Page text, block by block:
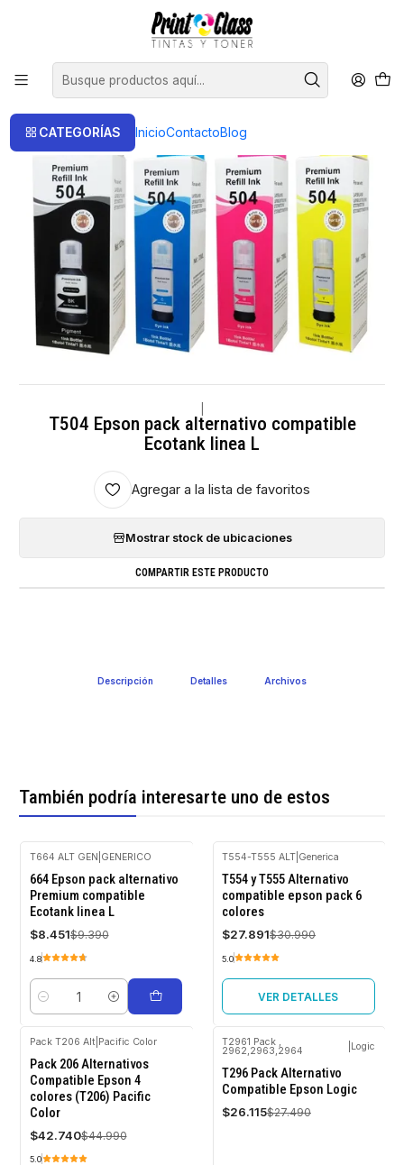
CATEGORÍAS InicioContactoBlog
📦 Envío Gratis compras sobre $120.000
Tintas Tintas Alternativas
T504 Epson pack alternativo compatible Ecotank linea L
T504 Epson pack alternativo compatible
Ecotank linea L
Agregar a la lista de favoritos
Mostrar stock de ubicaciones
COMPARTIR ESTE PRODUCTO
Descripción Detalles Archivos
También podría interesarte uno de estos
-10%
OFF
T664 ALT GEN GENERICO
664 Epson pack alternativo
Premium compatible
Ecotank linea L
$8.451$9.390
4.8
Cantidad
-10%
OFF
Agotado
T554-T555 ALT Generica
T554 y T555 Alternativo
compatible epson pack 6
colores
$27.891$30.990
5.0
VER DETALLES
-5%
OFF
Pack T206 Alt| Pacific Color
Pack 206 Alternativos
Compatible Epson 4
colores (T206) Pacific
Color
$42.740$44.990
5.0
OFF
Agotado
T2961 Pack ,
2962,2963,2964 Logic
T296 Pack Alternativo
Compatible Epson Logic
$26.115$27.490